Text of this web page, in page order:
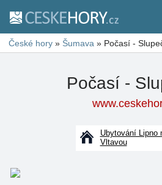
České hory » Šumava » Počasí -
Počasí -
Ubytování Lipno
Vltavou